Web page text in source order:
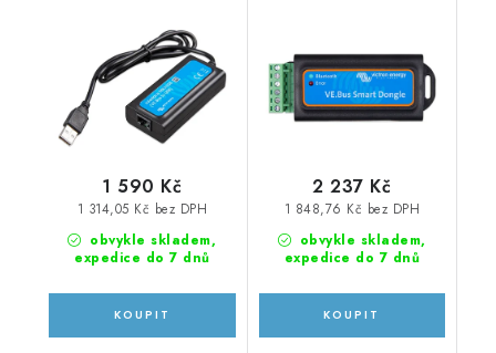
obvykle skladem,
expedice do 7 dnů
1 314,05 Kč bez DPH
1 590 Kč
obvykle skladem,
expedice do 7 dnů
1 848,76 Kč bez DPH
2 237 Kč